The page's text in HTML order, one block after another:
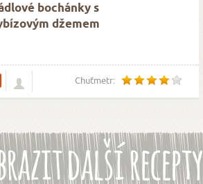
bochánky s
džemem
Chuťmetr:
další recepty